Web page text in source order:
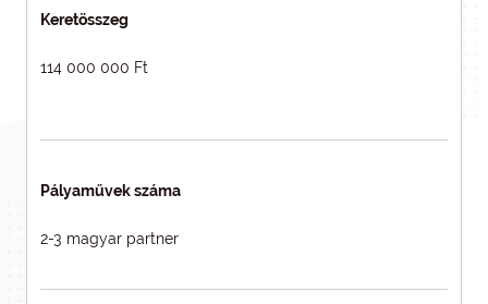
Keretösszeg
114 000 000 Ft
Pályaművek száma
2-3 magyar partner